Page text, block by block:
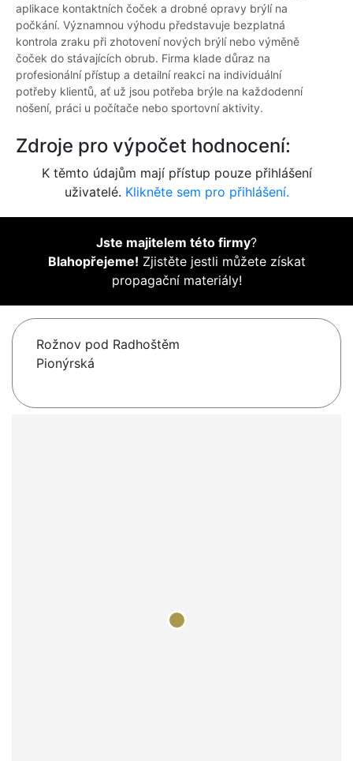
aplikace kontaktních čoček a drobné opravy brýlí na
počkání. Významnou výhodu představuje bezplatná
kontrola zraku při zhotovení nových brýlí nebo výměně
čoček do stávajících obrub. Firma klade důraz na
profesionální přístup a detailní reakci na individuální
potřeby klientů, ať už jsou potřeba brýle na každodenní
nošení, práci u počítače nebo sportovní aktivity.
Zdroje pro výpočet hodnocení:
K těmto údajům mají přístup pouze přihlášení
uživatelé. Klikněte sem pro přihlášení.
Jste majitelem této firmy?
Blahopřejeme! Zjistěte jestli můžete získat
propagační materiály!
Rožnov pod Radhoštěm
Pionýrská